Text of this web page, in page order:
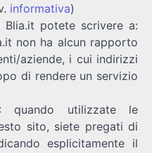
informativa)
potete scrivere a:
non ha alcun rapporto
aziende, i cui indirizzi
di rendere un servizio
utilizzate le
sito, siete pregati di
esplicitamente il